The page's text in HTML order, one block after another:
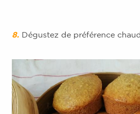
8. Dégustez de préférence